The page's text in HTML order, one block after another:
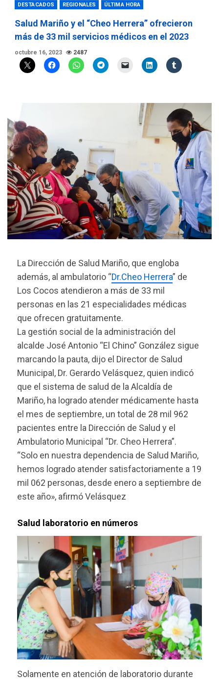
DESTACADOS REGIONALES ÚLTIMA HORA
Salud Mariño y el “Cheo Herrera” ofrecieron
más de 33 mil servicios médicos en el 2023
octubre 16, 2023 2487
La Dirección de Salud Mariño, que engloba
además, al ambulatorio “Dr.Cheo Herrera” de
Los Cocos atendieron a más de 33 mil
personas en las 21 especialidades médicas
que ofrecen gratuitamente.
La gestión social de la administración del
alcalde José Antonio “El Chino” González sigue
marcando la pauta, dijo e l Director de Salud
Municipal, Dr. Gerardo Velásquez, quien indicó
que el sistema de salud de la Alcaldía de
Mariño, ha logrado atender médicamente hasta
el mes de septiembre, un total de 28 mil 962
pacientes entre la Dirección de Salud y el
Ambulatorio Municipal “Dr. Cheo Herrera”.
“Solo en nuestra dependencia de Salud Mariño,
hemos logrado atender satisfactoriamente a 19
mil 062 personas, desde enero a septiembre de
este año», afirmó Velásquez
Salud laboratorio en números
Solamente en atención de laboratorio durante